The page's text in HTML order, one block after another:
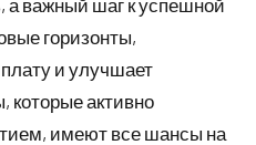
горизонты,
и улучшает
активно
имеют все шансы на